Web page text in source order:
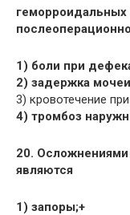
геморроидальных
1) боли при
2) задержка
3) кровотечение
4) тромбоз
20.
являются
1) запоры;+